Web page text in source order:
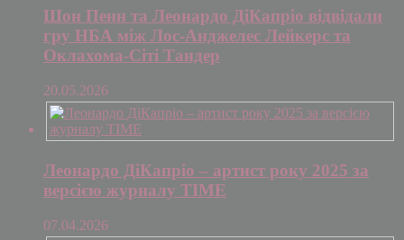
Шон Пенн та Леонардо ДіКапріо відвідали
гру НБА між Лос-Анджелес Лейкерс та
Оклахома-Сіті Тандер
20.05.2026
Леонардо ДіКапріо – артист року 2025 за
версією журналу TIME
07.04.2026